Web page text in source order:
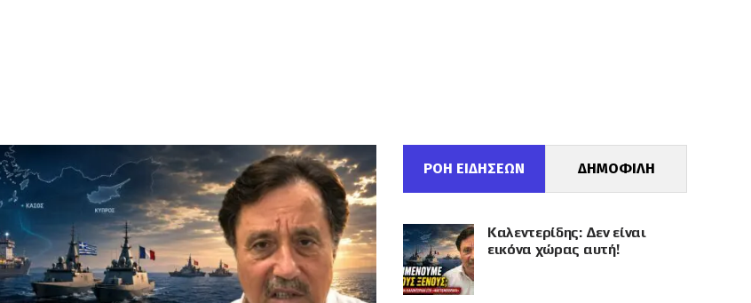
ΡΟΗ ΕΙΔΗΣΕΩΝ ΔΗΜΟΦΙΛΗ
Καλεντερίδης: Δεν είναι
εικόνα χώρας αυτή!